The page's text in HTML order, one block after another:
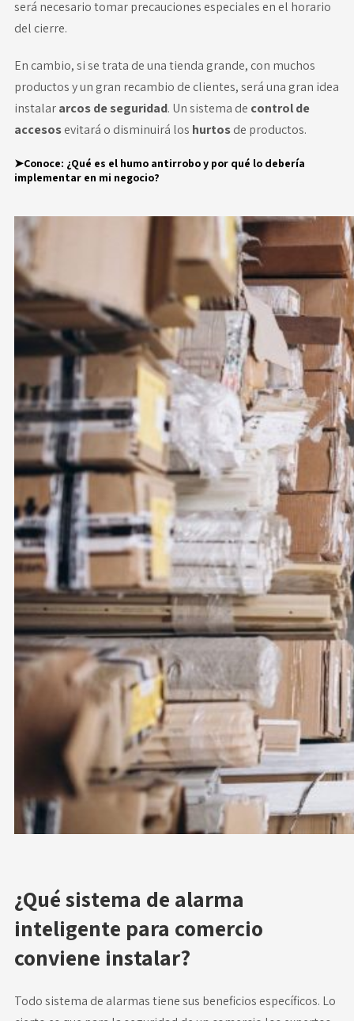
será necesario tomar precauciones especiales en el horario
del cierre.
En cambio, si se trata de una tienda grande, con muchos
productos y un gran recambio de clientes, será una gran idea
instalararcos de seguridad. Un sistema de control de
accesosevitará o disminuirá los hurtosde productos.
➤Conoce: ¿Qué es el humo antirrobo y por qué lo debería
implementar en mi negocio?
¿Qué sistema de alarma
inteligente para comercio
conviene instalar?
Todo sistema de alarmas tiene sus beneficios específicos. Lo